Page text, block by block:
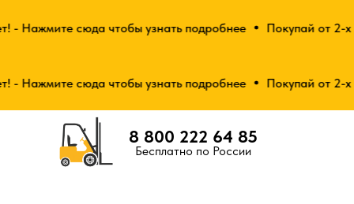
сюда чтобы узнать подробнее Покупай от 2-х
сюда чтобы узнать подробнее Покупай от 2-х
8 800 222 64 85
Бесплатно по России